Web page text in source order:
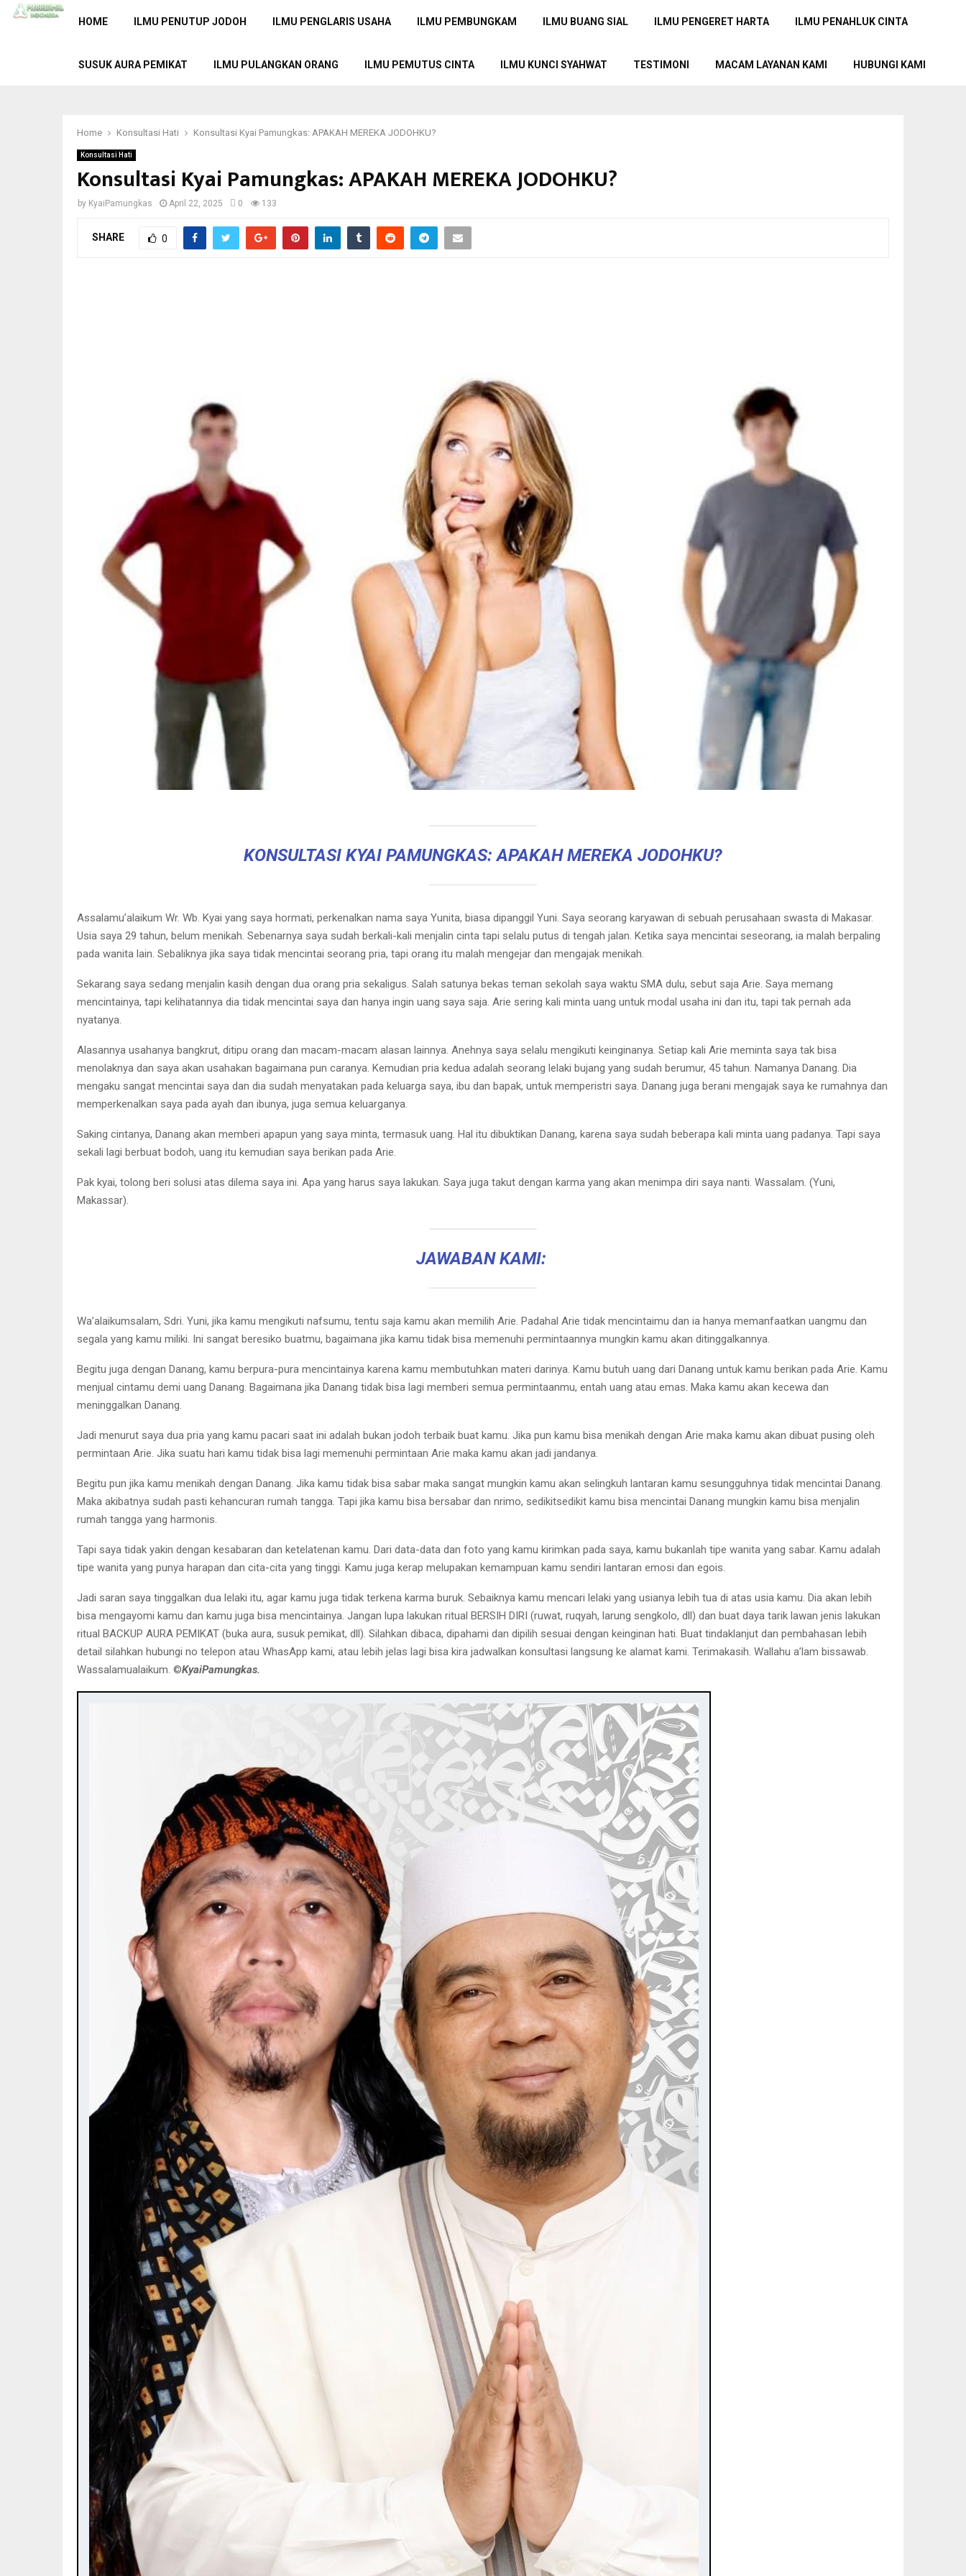
HOME ILMU PENUTUP JODOH ILMU PENGLARIS USAHA ILMU PEMBUNGKAM ILMU BUANG SIAL ILMU PENGERET HARTA ILMU PENAHLUK CINTA
SUSUK AURA PEMIKAT ILMU PULANGKAN ORANG ILMU PEMUTUS CINTA ILMU KUNCI SYAHWAT TESTIMONI MACAM LAYANAN KAMI HUBUNGI KAMI
Home Konsultasi Hati Konsultasi Kyai Pamungkas: APAKAH MEREKA JODOHKU?
Konsultasi Hati
Konsultasi Kyai Pamungkas: APAKAH MEREKA JODOHKU?
by KyaiPamungkas April 22, 2025 0 133
SHARE 0
KONSULTASI KYAI PAMUNGKAS: APAKAH MEREKA JODOHKU?
Assalamu’alaikum Wr. Wb. Kyai yang saya hormati, perkenalkan nama saya Yunita, biasa dipanggil Yuni. Saya seorang karyawan di sebuah perusahaan swasta di Makasar.
Usia saya 29 tahun, belum menikah. Sebenarnya saya sudah berkali-kali menjalin cinta tapi selalu putus di tengah jalan. Ketika saya mencintai seseorang, ia malah berpaling
pada wanita lain. Sebaliknya jika saya tidak mencintai seorang pria, tapi orang itu malah mengejar dan mengajak menikah.
Sekarang saya sedang menjalin kasih dengan dua orang pria sekaligus. Salah satunya bekas teman sekolah saya waktu SMA dulu, sebut saja Arie. Saya memang
mencintainya, tapi kelihatannya dia tidak mencintai saya dan hanya ingin uang saya saja. Arie sering kali minta uang untuk modal usaha ini dan itu, tapi tak pernah ada
nyatanya.
Alasannya usahanya bangkrut, ditipu orang dan macam-macam alasan lainnya. Anehnya saya selalu mengikuti keinginanya. Setiap kali Arie meminta saya tak bisa
menolaknya dan saya akan usahakan bagaimana pun caranya. Kemudian pria kedua adalah seorang lelaki bujang yang sudah berumur, 45 tahun. Namanya Danang. Dia
mengaku sangat mencintai saya dan dia sudah menyatakan pada keluarga saya, ibu dan bapak, untuk memperistri saya. Danang juga berani mengajak saya ke rumahnya dan
memperkenalkan saya pada ayah dan ibunya, juga semua keluarganya.
Saking cintanya, Danang akan memberi apapun yang saya minta, termasuk uang. Hal itu dibuktikan Danang, karena saya sudah beberapa kali minta uang padanya. Tapi saya
sekali lagi berbuat bodoh, uang itu kemudian saya berikan pada Arie.
Pak kyai, tolong beri solusi atas dilema saya ini. Apa yang harus saya lakukan. Saya juga takut dengan karma yang akan menimpa diri saya nanti. Wassalam. (Yuni,
Makassar).
JAWABAN KAMI:
Wa’alaikumsalam, Sdri. Yuni, jika kamu mengikuti nafsumu, tentu saja kamu akan memilih Arie. Padahal Arie tidak mencintaimu dan ia hanya memanfaatkan uangmu dan
segala yang kamu miliki. Ini sangat beresiko buatmu, bagaimana jika kamu tidak bisa memenuhi permintaannya mungkin kamu akan ditinggalkannya.
Begitu juga dengan Danang, kamu berpura-pura mencintainya karena kamu membutuhkan materi darinya. Kamu butuh uang dari Danang untuk kamu berikan pada Arie. Kamu
menjual cintamu demi uang Danang. Bagaimana jika Danang tidak bisa lagi memberi semua permintaanmu, entah uang atau emas. Maka kamu akan kecewa dan
meninggalkan Danang.
Jadi menurut saya dua pria yang kamu pacari saat ini adalah bukan jodoh terbaik buat kamu. Jika pun kamu bisa menikah dengan Arie maka kamu akan dibuat pusing oleh
permintaan Arie. Jika suatu hari kamu tidak bisa lagi memenuhi permintaan Arie maka kamu akan jadi jandanya.
Begitu pun jika kamu menikah dengan Danang. Jika kamu tidak bisa sabar maka sangat mungkin kamu akan selingkuh lantaran kamu sesungguhnya tidak mencintai Danang.
Maka akibatnya sudah pasti kehancuran rumah tangga. Tapi jika kamu bisa bersabar dan nrimo, sedikitsedikit kamu bisa mencintai Danang mungkin kamu bisa menjalin
rumah tangga yang harmonis.
Tapi saya tidak yakin dengan kesabaran dan ketelatenan kamu. Dari data-data dan foto yang kamu kirimkan pada saya, kamu bukanlah tipe wanita yang sabar. Kamu adalah
tipe wanita yang punya harapan dan cita-cita yang tinggi. Kamu juga kerap melupakan kemampuan kamu sendiri lantaran emosi dan egois.
Jadi saran saya tinggalkan dua lelaki itu, agar kamu juga tidak terkena karma buruk. Sebaiknya kamu mencari lelaki yang usianya lebih tua di atas usia kamu. Dia akan lebih
bisa mengayomi kamu dan kamu juga bisa mencintainya. Jangan lupa lakukan ritual BERSIH DIRI (ruwat, ruqyah, larung sengkolo, dll) dan buat daya tarik lawan jenis lakukan
ritual BACKUP AURA PEMIKAT (buka aura, susuk pemikat, dll). Silahkan dibaca, dipahami dan dipilih sesuai dengan keinginan hati. Buat tindaklanjut dan pembahasan lebih
detail silahkan hubungi no telepon atau WhasApp kami, atau lebih jelas lagi bisa kira jadwalkan konsultasi langsung ke alamat kami. Terimakasih. Wallahu a’lam bissawab.
Wassalamualaikum. ©️KyaiPamungkas.